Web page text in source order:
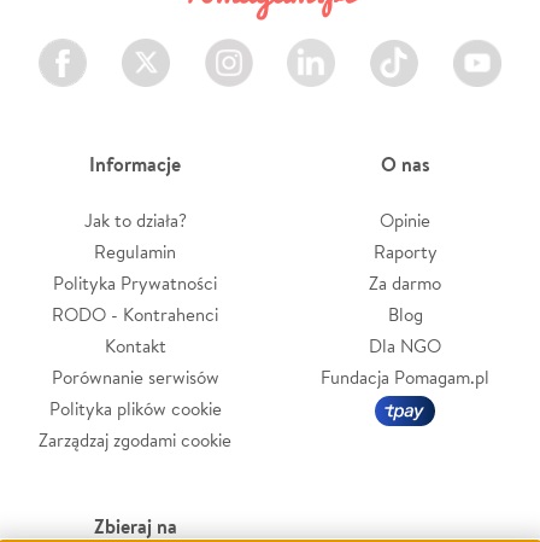
Facebook Twitter Instagram LinkedIn TikTok Youtube
Informacje
Jak to działa?
Regulamin
Polityka Prywatności
RODO - Kontrahenci
Kontakt
Porównanie serwisów
Polityka plików cookie
Zarządzaj zgodami cookie
O nas
Opinie
Raporty
Za darmo
Blog
Dla NGO
Fundacja Pomagam.pl
Zbieraj na